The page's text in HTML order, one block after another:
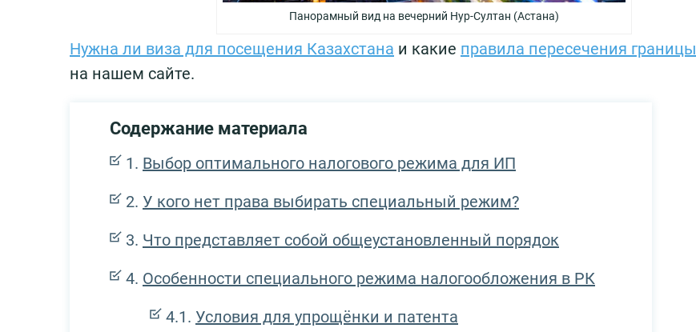
Панорамный вид на вечерний Нур-Султан (Астана)
Нужна ли виза для посещения Казахстана и какие правила пересечения границы
на нашем сайте.
Содержание материала
Выбор оптимального налогового режима для ИП
У кого нет права выбирать специальный режим?
Что представляет собой общеустановленный порядок
Особенности специального режима налогообложения в РК
Условия для упрощёнки и патента